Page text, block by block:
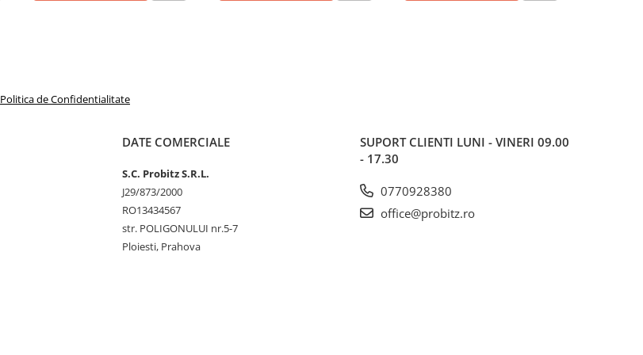
Politica de Confidentialitate
DATE COMERCIALE
S.C. Probitz S.R.L.
J29/873/2000
RO13434567
str. POLIGONULUI nr.5-7
Ploiesti, Prahova
SUPORT CLIENTI LUNI - VINERI 09.00
- 17.30
0770928380
office@probitz.ro